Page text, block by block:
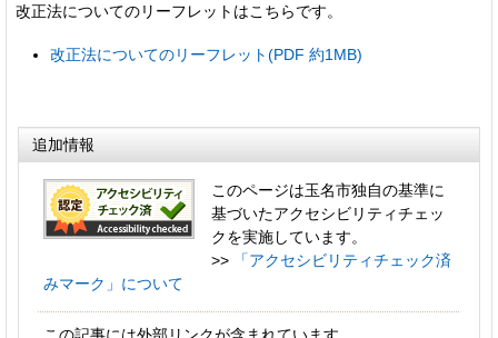
改正法についてのリーフレットはこちらです。
改正法についてのリーフレット(PDF 約1MB)
追加情報
このページは玉名市独自の基準に
基づいたアクセシビリティチェッ
クを実施しています。
>>
「アクセシビリティチェック済
みマーク」について